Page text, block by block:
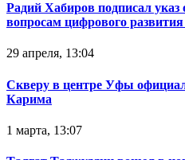
Радий Хабиров подписал указ
вопросам цифрового
29 апреля, 13:04
Скверу в центре Уфы
Карима
1 марта, 13:07